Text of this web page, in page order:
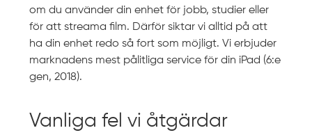
om du använder din enhet för jobb, studier eller
för att streama film. Därför siktar vi alltid på att
ha din enhet redo så fort som möjligt. Vi erbjuder
marknadens mest pålitliga service för din iPad (6:e
gen, 2018).
Vanliga fel vi åtgärdar